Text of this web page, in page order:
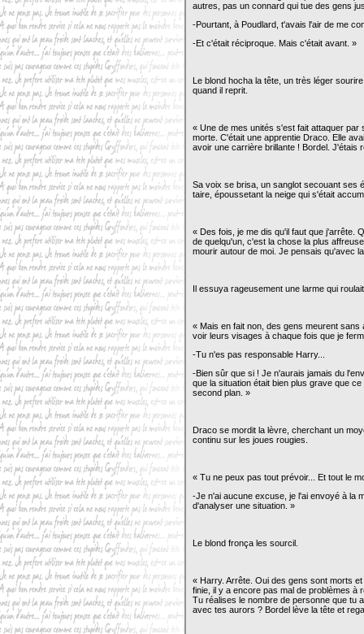
autres, pas un connard qui tue des gens
-Pourtant, à Poudlard, t'avais l'air de me
-Et c'était réciproque. Mais c'était avant. »
Le blond hocha la tête, un très léger
quand il reprit.
« Une de mes unités s'est fait attaquer
morte. C'était une apprentie Draco. Elle
avoir une carrière brillante ! Bordel. J'étais
Sa voix se brisa, un sanglot secouant ses
taire, époussetant la neige qui s'était
« Des fois, je me dis qu'il faut que j'arrête.
de quelqu'un, c'est la chose la plus
mourir autour de moi. Je pensais qu'avec
Il essuya rageusement une larme qui
« Mais en fait non, des gens meurent
voir leurs visages à chaque fois que je
-Tu n'es pas responsable Harry...
-Bien sûr que si ! Je n'aurais jamais du
que la situation était bien plus grave que
second plan. »
Draco se mordit la lèvre, cherchant un
continu sur les joues rougies.
« Tu ne peux pas tout prévoir... Et tout le
-Je n'ai aucune excuse, je l'ai envoyé à la
d'analyser une situation. »
Le blond fronça les sourcil.
« Harry. Arrête. Oui des gens sont morts
finie, il y a encore pas mal de problèmes
Tu réalises le nombre de personne que tu
avec tes aurors ? Bordel lève la tête et